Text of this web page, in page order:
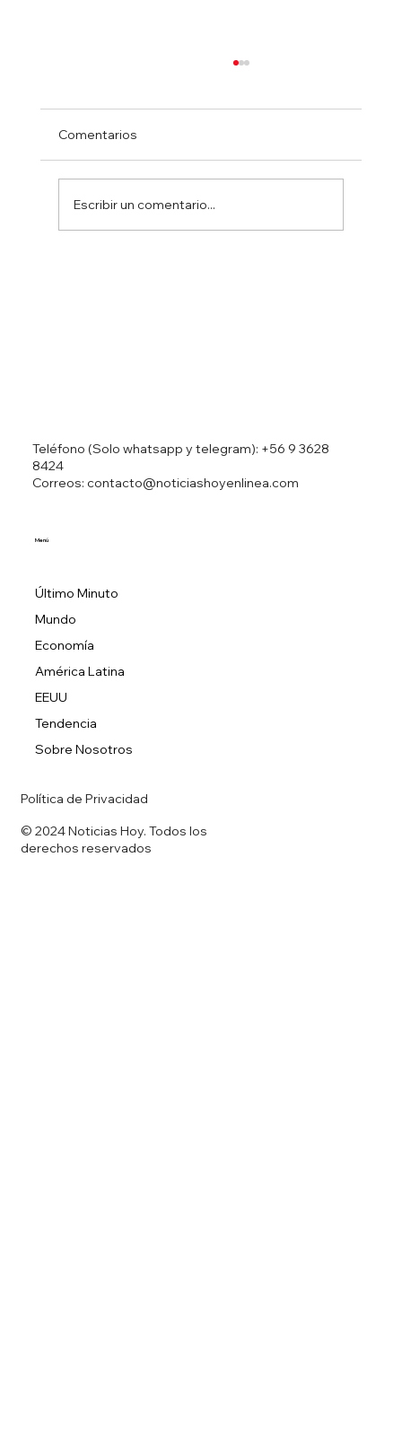
Comentarios
Escribir un comentario...
Teléfono (Solo whatsapp y telegram): +56 9 3628
8424
Correos: contacto@noticiashoyenlinea.com
Último Minuto
Mundo
Economía
América Latina
EEUU
Tendencia
Sobre Nosotros
Menú
Política de Privacidad
© 2024 Noticias Hoy. Todos los
derechos reservados